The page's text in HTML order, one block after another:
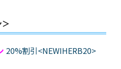
＞
20%割引<NEWIHERB20>